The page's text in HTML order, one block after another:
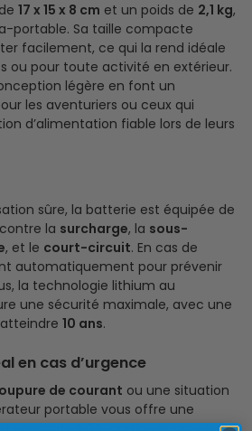
17 x 15 x 8 cm et un poids de 2,1 kg,
portable. Sa taille compacte
facilement, ce qui la rend idéale
ou pour toute activité en extérieur.
légère en font un
les aventuriers ou ceux qui
d’alimentation fiable lors de leurs
sûre, la batterie est équipée de
la surcharge, la sous-
, et le court-circuit. En cas de
automatiquement pour prévenir
la technologie lithium au
une sécurité maximale, avec une
10 ans.
en cas d’urgence
de courant ou une situation
portable vous offre une